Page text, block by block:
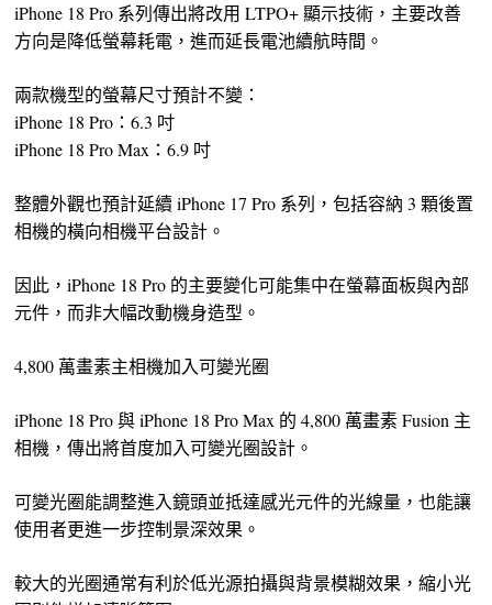
iPhone 18 Pro 系列傳出將改用 LTPO+ 顯示技術，主要改善
方向是降低螢幕耗電，進而延長電池續航時間。
兩款機型的螢幕尺寸預計不變：
iPhone 18 Pro：6.3 吋
iPhone 18 Pro Max：6.9 吋
整體外觀也預計延續 iPhone 17 Pro 系列，包括容納 3 顆後置
相機的橫向相機平台設計。
因此，iPhone 18 Pro 的主要變化可能集中在螢幕面板與內部
元件，而非大幅改動機身造型。
4,800 萬畫素主相機加入可變光圈
iPhone 18 Pro 與 iPhone 18 Pro Max 的 4,800 萬畫素 Fusion 主
相機，傳出將首度加入可變光圈設計。
可變光圈能調整進入鏡頭並抵達感光元件的光線量，也能讓
使用者更進一步控制景深效果。
較大的光圈通常有利於低光源拍攝與背景模糊效果，縮小光